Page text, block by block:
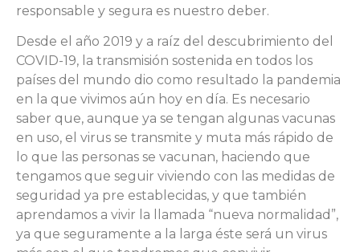
responsable y segura es nuestro deber.
Desde el año 2019 y a raíz del descubrimiento del
COVID-19, la transmisión sostenida en todos los
países del mundo dio como resultado la pandemia
en la que vivimos aún hoy en día. Es necesario
saber que, aunque ya se tengan algunas vacunas
en uso, el virus se transmite y muta más rápido de
lo que las personas se vacunan, haciendo que
tengamos que seguir viviendo con las medidas de
seguridad ya pre establecidas, y que también
aprendamos a vivir la llamada “nueva normalidad”,
ya que seguramente a la larga éste será un virus